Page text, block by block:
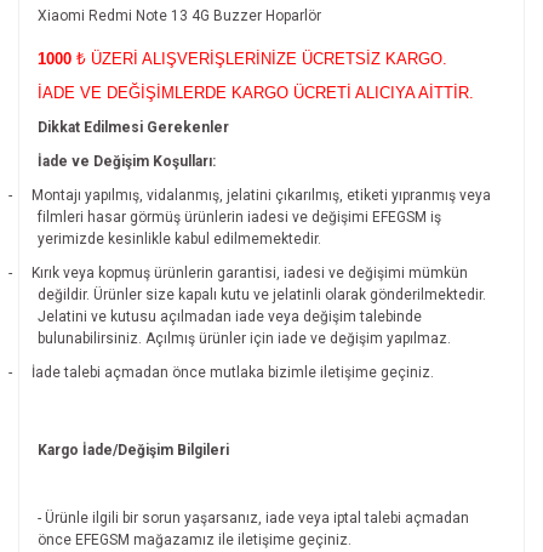
Xiaomi Redmi Note 13 4G Buzzer Hoparlör
1000 ₺ ÜZERİ ALIŞVERİŞLERİNİZE ÜCRETSİZ KARGO.
İADE VE DEĞİŞİMLERDE KARGO ÜCRETİ ALICIYA AİTTİR.
Dikkat Edilmesi Gerekenler
İade ve Değişim Koşulları:
-
Montajı yapılmış, vidalanmış, jelatini çıkarılmış, etiketi yıpranmış veya
filmleri hasar görmüş ürünlerin iadesi ve değişimi EFEGSM iş
yerimizde kesinlikle kabul edilmemektedir.
-
Kırık veya kopmuş ürünlerin garantisi, iadesi ve değişimi mümkün
değildir. Ürünler size kapalı kutu ve jelatinli olarak gönderilmektedir.
Jelatini ve kutusu açılmadan iade veya değişim talebinde
bulunabilirsiniz. Açılmış ürünler için iade ve değişim yapılmaz.
-
İade talebi açmadan önce mutlaka bizimle iletişime geçiniz.
Kargo İade/Değişim Bilgileri
- Ürünle ilgili bir sorun yaşarsanız, iade veya iptal talebi açmadan
önce EFEGSM mağazamız ile iletişime geçiniz.